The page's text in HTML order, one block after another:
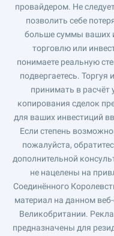
провайдером. Не
позволить себе
больше суммы ваших
торговлю или
понимаете реальную
подвергаетесь.
принимать в расчёт
копирования сделок
для ваших инвестиций
Если степень
пожалуйста,
дополнительной
не нацелены на
Соединённого
материал на данном
Великобритании.
предназначены для